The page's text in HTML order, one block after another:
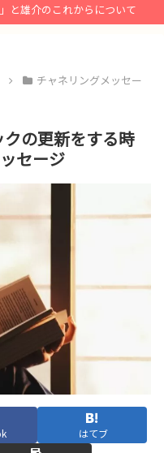
と雄介のこれからについて
チャネリングメッセー
の更新をする時
セージ
はてブ